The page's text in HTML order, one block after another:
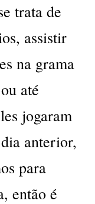
trata de
assistir
na grama
até
jogaram
anterior,
para
então é